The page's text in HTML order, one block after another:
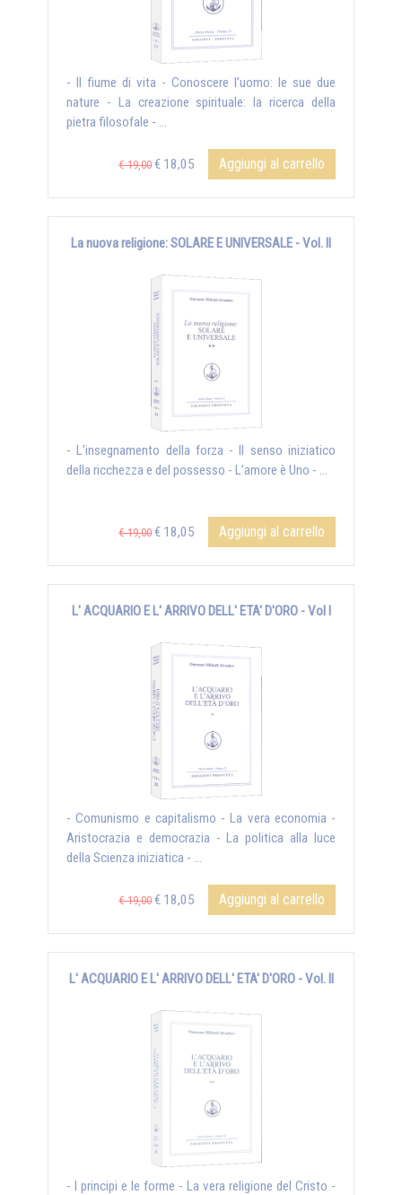
- Il fiume di vita - Conoscere l’uomo: le sue due
nature - La creazione spirituale: la ricerca della
pietra filosofale - ...
€ 19,00 € 18,05 Aggiungi al carrello
La nuova religione: SOLARE E UNIVERSALE - Vol. II
- L’insegnamento della forza - Il senso iniziatico
della ricchezza e del possesso - L’amore è Uno - ...
€ 19,00 € 18,05 Aggiungi al carrello
L' ACQUARIO E L' ARRIVO DELL' ETA' D'ORO - Vol I
- Comunismo e capitalismo - La vera economia -
Aristocrazia e democrazia - La politica alla luce
della Scienza iniziatica - ...
€ 19,00 € 18,05 Aggiungi al carrello
L' ACQUARIO E L' ARRIVO DELL' ETA' D'ORO - Vol. II
- I principi e le forme - La vera religione del Cristo -